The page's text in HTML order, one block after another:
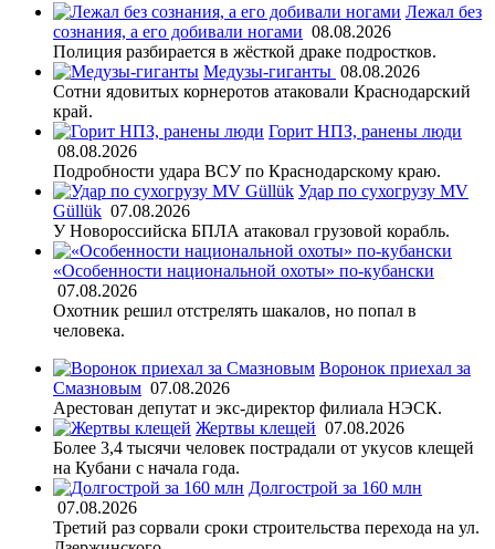
Лежал без
сознания, а его добивали ногами 08.08.2026
Полиция разбирается в жёсткой драке подростков.
Медузы-гиганты 08.08.2026
Сотни ядовитых корнеротов атаковали Краснодарский
край.
Горит НПЗ, ранены люди
08.08.2026
Подробности удара ВСУ по Краснодарскому краю.
Удар по сухогрузу MV
Güllük 07.08.2026
У Новороссийска БПЛА атаковал грузовой корабль.
«Особенности национальной охоты» по-кубански
07.08.2026
Охотник решил отстрелять шакалов, но попал в
человека.
Воронок приехал за
Смазновым 07.08.2026
Арестован депутат и экс-директор филиала НЭСК.
Жертвы клещей 07.08.2026
Более 3,4 тысячи человек пострадали от укусов клещей
на Кубани с начала года.
Долгострой за 160 млн
07.08.2026
Третий раз сорвали сроки строительства перехода на ул.